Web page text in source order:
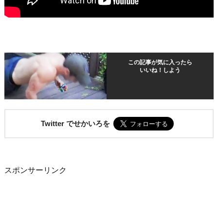
この記事が気に入ったら
いいね！しよう
Twitter でせかいろを
スポンサーリンク